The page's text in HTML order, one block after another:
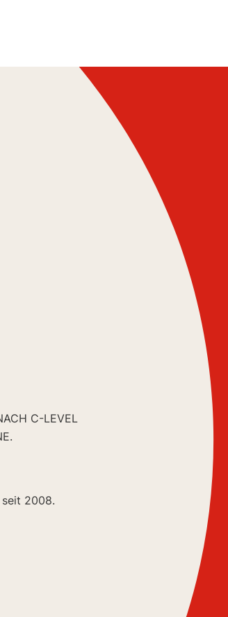
C-LEVEL
2008.